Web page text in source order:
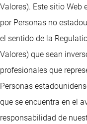
Valores). Este sitio Web
por Personas no
el sentido de la
Valores) que sean
profesionales que
Personas
que se encuentra en el
responsabilidad de